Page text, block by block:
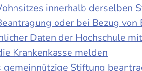
innerhalb derselben
oder bei Bezug
Daten der Hochschule
Krankenkasse melden
gemeinnützige Stiftung